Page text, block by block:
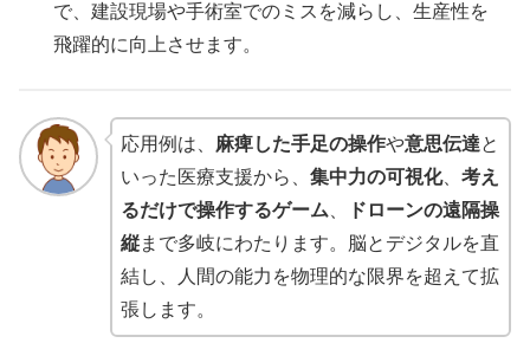
で、建設現場や手術室でのミスを減らし、生産性を
飛躍的に向上させます。
応用例は、 麻痺した手足の操作や意思伝達と
いった医療支援から、 集中力の可視化、 考え
るだけで操作するゲーム
ドローンの遠隔操
縦まで多岐にわたります。脳とデジタルを直
結し、人間の能力を物理的な限界を超えて拡
張します。